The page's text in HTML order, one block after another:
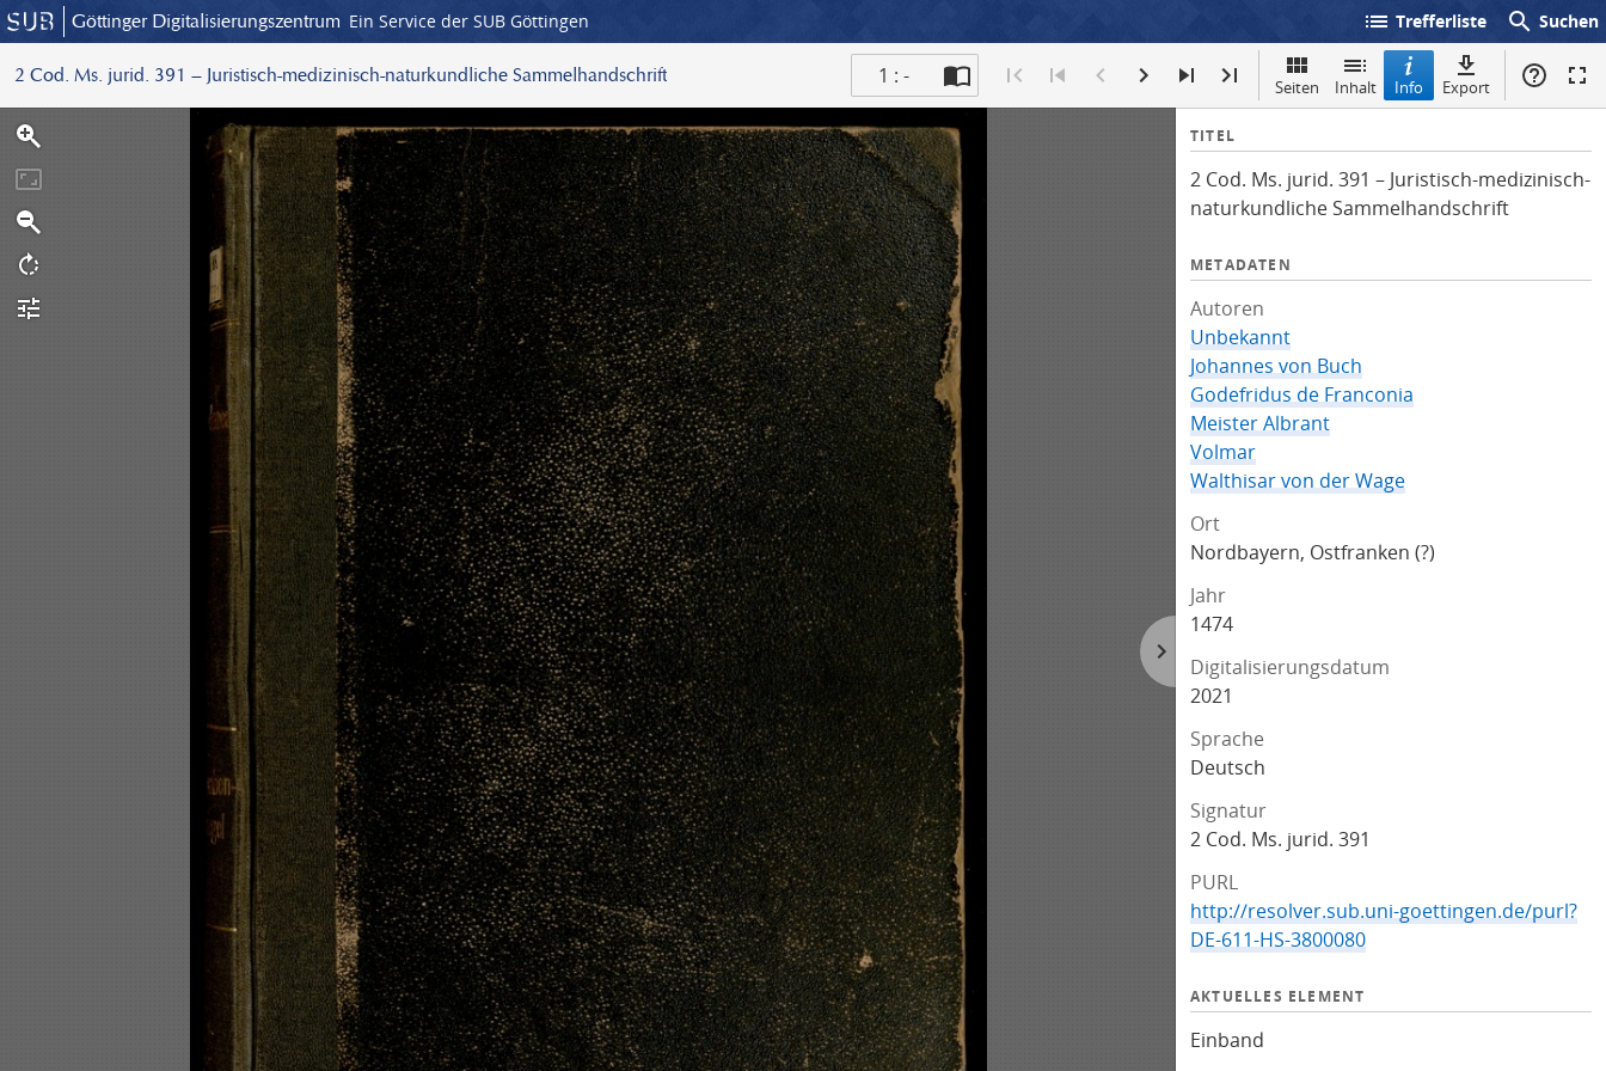
Göttinger Digitalisierungszentrum Ein Service der SUB Göttingen list Trefferliste search Suchen
2 Cod. Ms. jurid. 391 – Juristisch-medizinisch-naturkundliche Sammelhandschrift 1 : - Seiten Inhalt Info Export
I
f
o
TITEL
2 Cod. Ms. jurid. 391 – Juristisch-medizinisch-
naturkundliche Sammelhandschrift
METADATEN
Autoren
Unbekannt
Johannes von Buch
Godefridus de Franconia
Meister Albrant
Volmar
Walthisar von der Wage
Ort
Nordbayern, Ostfranken (?)
Jahr
1474
Digitalisierungsdatum
2021
Sprache
Deutsch
Signatur
2 Cod. Ms. jurid. 391
PURL
http://resolver.sub.uni-goettingen.de/purl?
DE-611-HS-3800080
AKTUELLES ELEMENT
Einband